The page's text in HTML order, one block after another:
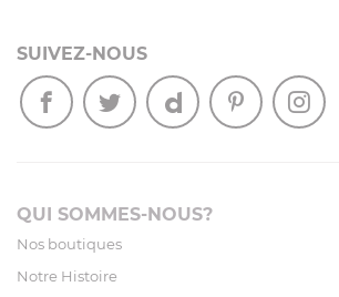
SUIVEZ-NOUS
QUI SOMMES-NOUS?
Nos boutiques
Notre Histoire